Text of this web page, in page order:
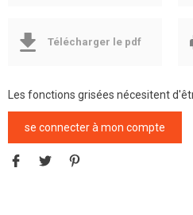
Télécharger le pdf
Les fonctions grisées nécesitent
se connecter à mon compte